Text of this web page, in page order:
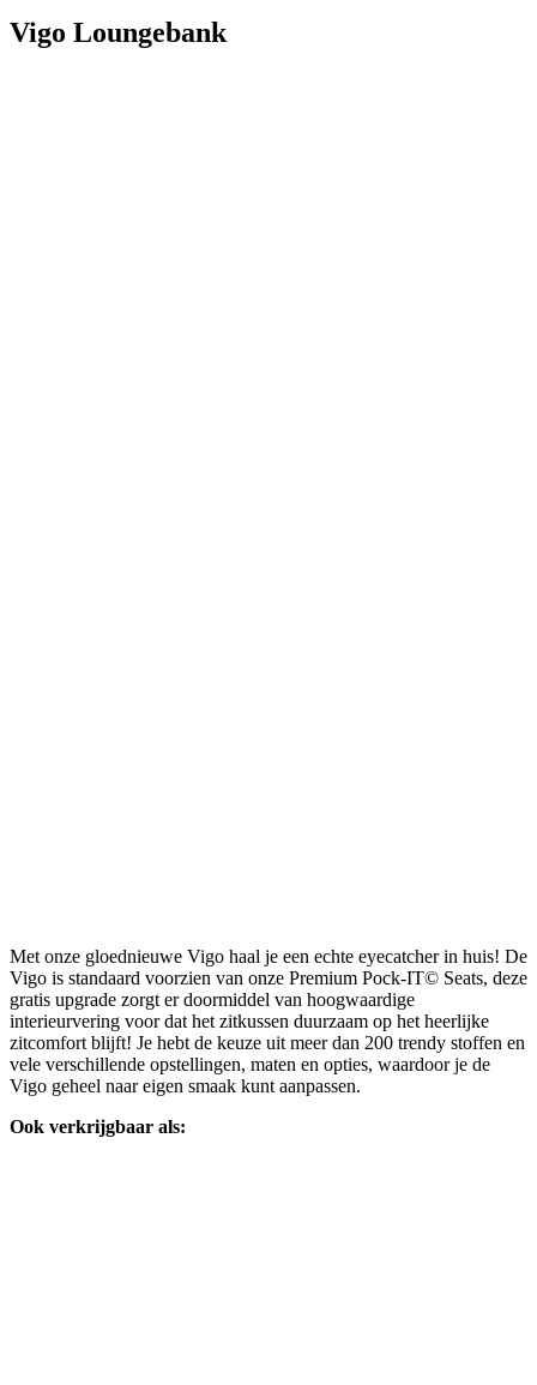
Vigo Loungebank
Met onze gloednieuwe Vigo haal je een echte eyecatcher in huis! De
Vigo is standaard voorzien van onze Premium Pock-IT© Seats, deze
gratis upgrade zorgt er doormiddel van hoogwaardige
interieurvering voor dat het zitkussen duurzaam op het heerlijke
zitcomfort blijft! Je hebt de keuze uit meer dan 200 trendy stoffen en
vele verschillende opstellingen, maten en opties, waardoor je de
Vigo geheel naar eigen smaak kunt aanpassen.
Ook verkrijgbaar als: